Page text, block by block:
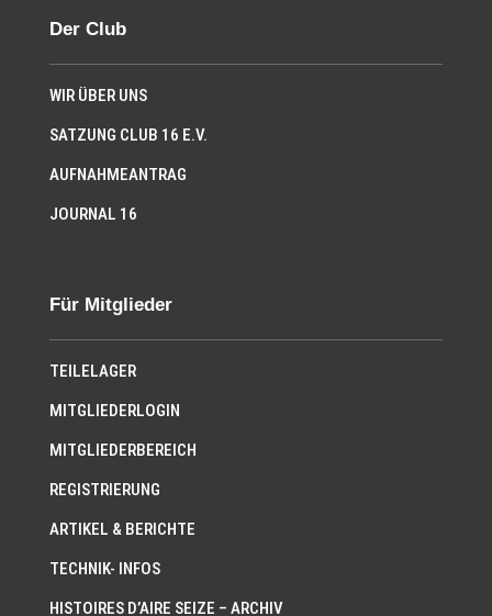
Der Club
WIR ÜBER UNS
SATZUNG CLUB 16 E.V.
AUFNAHMEANTRAG
JOURNAL 16
Für Mitglieder
TEILELAGER
MITGLIEDERLOGIN
MITGLIEDERBEREICH
REGISTRIERUNG
ARTIKEL & BERICHTE
TECHNIK- INFOS
HISTOIRES D’AIRE SEIZE – ARCHIV